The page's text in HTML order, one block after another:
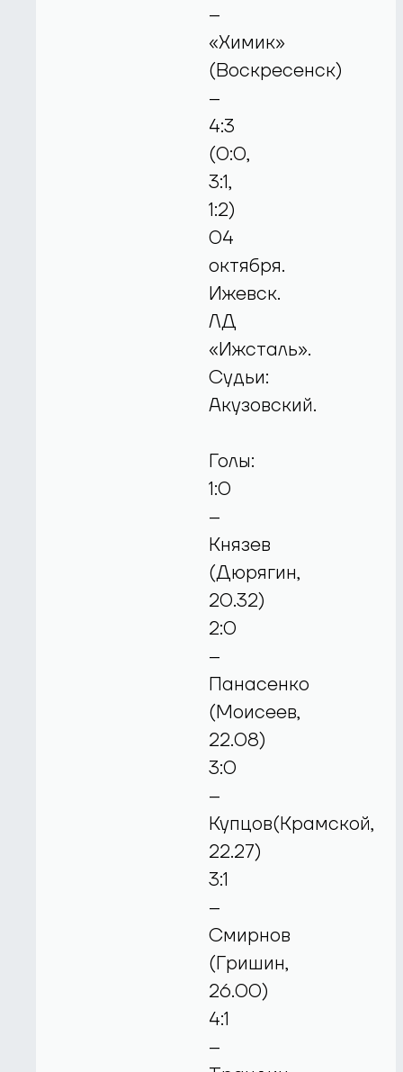
–
«Химик»
(Воскресенск)
–
4:3
(0:0,
3:1,
1:2)
04
октября.
Ижевск.
ЛД
«Ижсталь».
Судьи:
Акузовский.
Голы:
1:0
–
Князев
(Дюрягин,
20.32)
2:0
–
Панасенко
(Моисеев,
22.08)
3:0
–
Купцов(Крамской,
22.27)
3:1
–
Смирнов
(Гришин,
26.00)
4:1
–